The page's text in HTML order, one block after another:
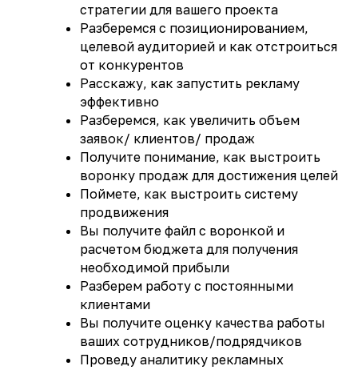
стратегии для вашего проекта
Разберемся с позиционированием,
целевой аудиторией и как отстроиться
от конкурентов
Расскажу, как запустить рекламу
эффективно
Разберемся, как увеличить объем
заявок/ клиентов/ продаж
Получите понимание, как выстроить
воронку продаж для достижения целей
Поймете, как выстроить систему
продвижения
Вы получите файл с воронкой и
расчетом бюджета для получения
необходимой прибыли
Разберем работу с постоянными
клиентами
Вы получите оценку качества работы
ваших сотрудников/подрядчиков
Проведу аналитику рекламных